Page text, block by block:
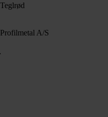
Teglrød
Profilmetal A/S